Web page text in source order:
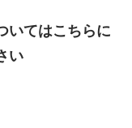
いてはこちらに
い